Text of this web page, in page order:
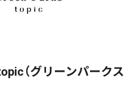
（グリーンパークス